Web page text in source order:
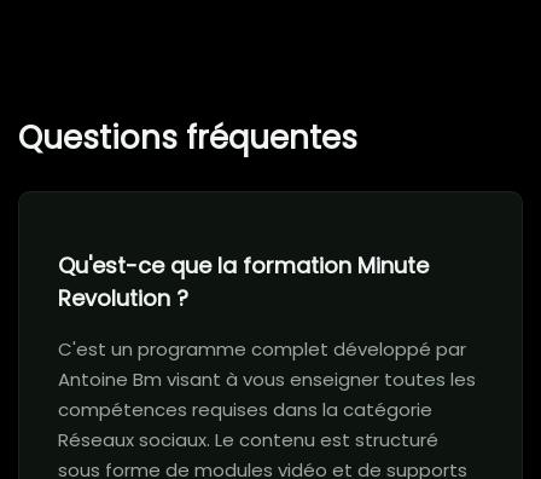
Questions fréquentes
Qu'est-ce que la formation Minute
Revolution ?
C'est un programme complet développé par
Antoine Bm visant à vous enseigner toutes les
compétences requises dans la catégorie
Réseaux sociaux. Le contenu est structuré
sous forme de modules vidéo et de supports